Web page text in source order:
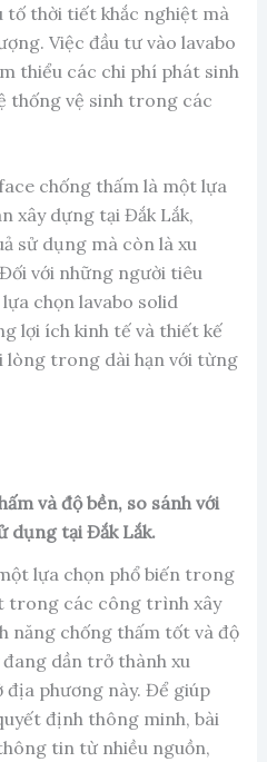
tố thời tiết khắc nghiệt mà
Việc đầu tư vào lavabo
thiểu các chi phí phát sinh
thống vệ sinh trong các
chống thấm là một lựa
xây dựng tại Đắk Lắk,
sử dụng mà còn là xu
với những người tiêu
chọn lavabo solid
lợi ích kinh tế và thiết kế
lòng trong dài hạn với từng
và độ bền, so sánh với
dụng tại Đắk Lắk.
lựa chọn phổ biến trong
trong các công trình xây
năng chống thấm tốt và độ
dần trở thành xu
địa phương này. Để giúp
định thông minh, bài
tin từ nhiều nguồn,